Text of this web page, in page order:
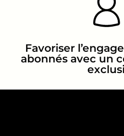
Favoriser
abonnés avec un